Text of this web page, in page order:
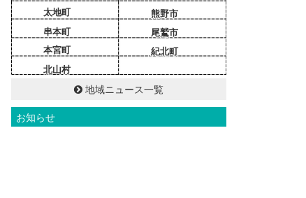
太地町
串本町
本宮町
北山村
熊野市
尾鷲市
紀北町
地域ニュース一覧
お知らせ